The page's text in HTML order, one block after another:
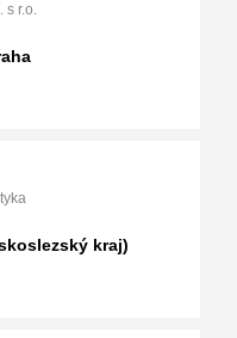
s r.o.
kraj)